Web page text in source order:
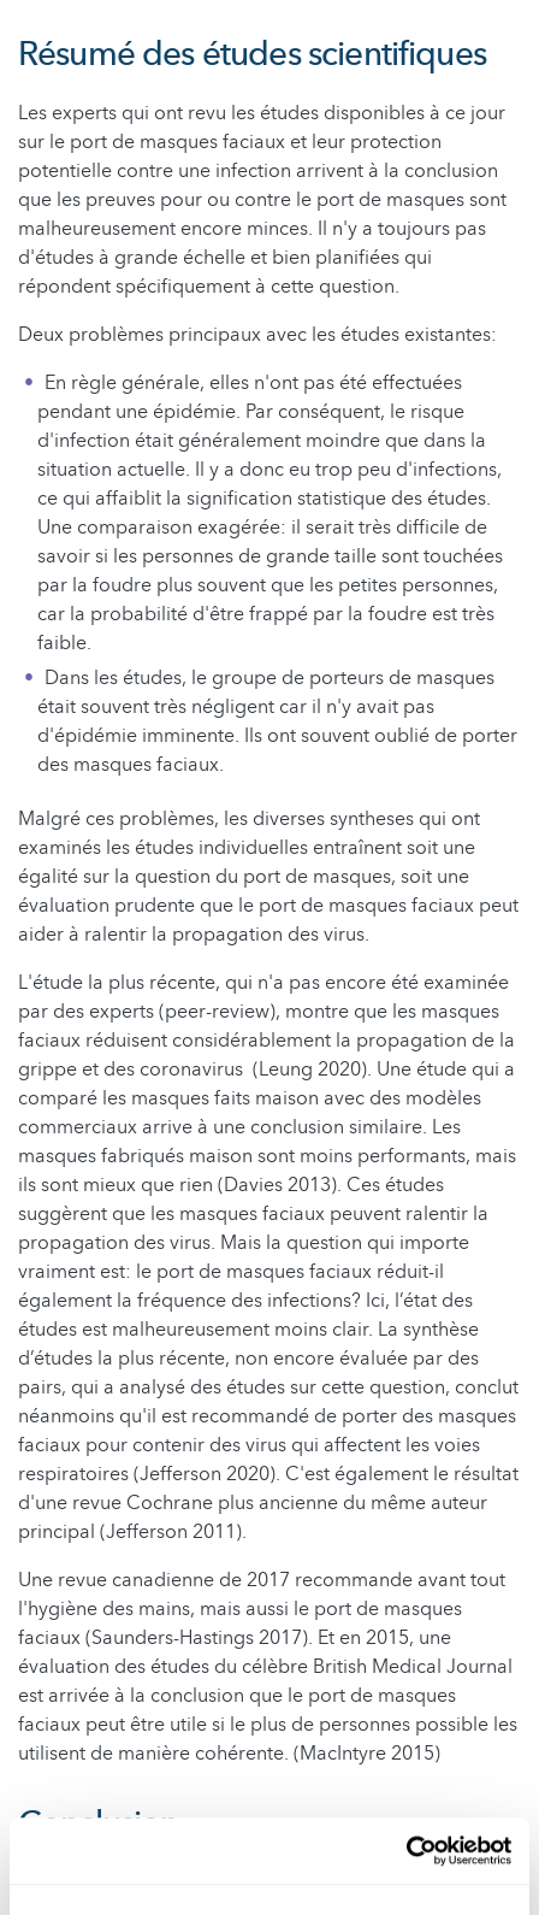
Résumé des études scientifiques
Les experts qui ont revu les études disponibles à ce jour
sur le port de masques faciaux et leur protection
potentielle contre une infection arrivent à la conclusion
que les preuves pour ou contre le port de masques sont
malheureusement encore minces. Il n'y a toujours pas
d'études à grande échelle et bien planifiées qui
répondent spécifiquement à cette question.
Deux problèmes principaux avec les études existantes:
En règle générale, elles n'ont pas été effectuées
pendant une épidémie. Par conséquent, le risque
d'infection était généralement moindre que dans la
situation actuelle. Il y a donc eu trop peu d'infections,
ce qui affaiblit la signification statistique des études.
Une comparaison exagérée: il serait très difficile de
savoir si les personnes de grande taille sont touchées
par la foudre plus souvent que les petites personnes,
car la probabilité d'être frappé par la foudre est très
faible.
Dans les études, le groupe de porteurs de masques
était souvent très négligent car il n'y avait pas
d'épidémie imminente. Ils ont souvent oublié de porter
des masques faciaux.
Malgré ces problèmes, les diverses syntheses qui ont
examinés les études individuelles entraînent soit une
égalité sur la question du port de masques, soit une
évaluation prudente que le port de masques faciaux peut
aider à ralentir la propagation des virus.
L'étude la plus récente, qui n'a pas encore été examinée
par des experts (peer-review), montre que les masques
faciaux réduisent considérablement la propagation de la
grippe et des coronavirus (Leung 2020). Une étude qui a
comparé les masques faits maison avec des modèles
commerciaux arrive à une conclusion similaire. Les
masques fabriqués maison sont moins performants, mais
ils sont mieux que rien (Davies 2013). Ces études
suggèrent que les masques faciaux peuvent ralentir la
propagation des virus. Mais la question qui importe
vraiment est: le port de masques faciaux réduit-il
également la fréquence des infections? Ici, l’état des
études est malheureusement moins clair. La synthèse
d’études la plus récente, non encore évaluée par des
pairs, qui a analysé des études sur cette question, conclut
néanmoins qu'il est recommandé de porter des masques
faciaux pour contenir des virus qui affectent les voies
respiratoires (Jefferson 2020). C'est également le résultat
d'une revue Cochrane plus ancienne du même auteur
principal (Jefferson 2011).
Une revue canadienne de 2017 recommande avant tout
l'hygiène des mains, mais aussi le port de masques
faciaux (Saunders-Hastings 2017). Et en 2015, une
évaluation des études du célèbre British Medical Journal
est arrivée à la conclusion que le port de masques
faciaux peut être utile si le plus de personnes possible les
utilisent de manière cohérente. (MacIntyre 2015)
Conclusion